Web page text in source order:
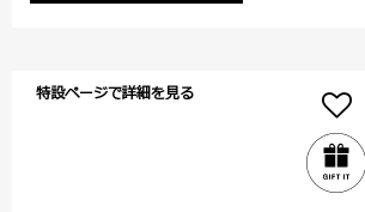
特設ページで詳細を見る